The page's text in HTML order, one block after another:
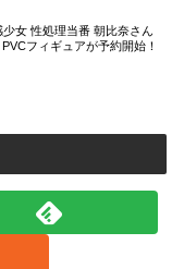
少女 性処理当番 朝比奈さん
フィギュアが予約開始！